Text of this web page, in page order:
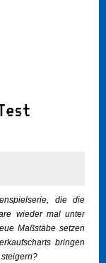
die die
wieder mal unter
Maßstäbe setzen
bringen